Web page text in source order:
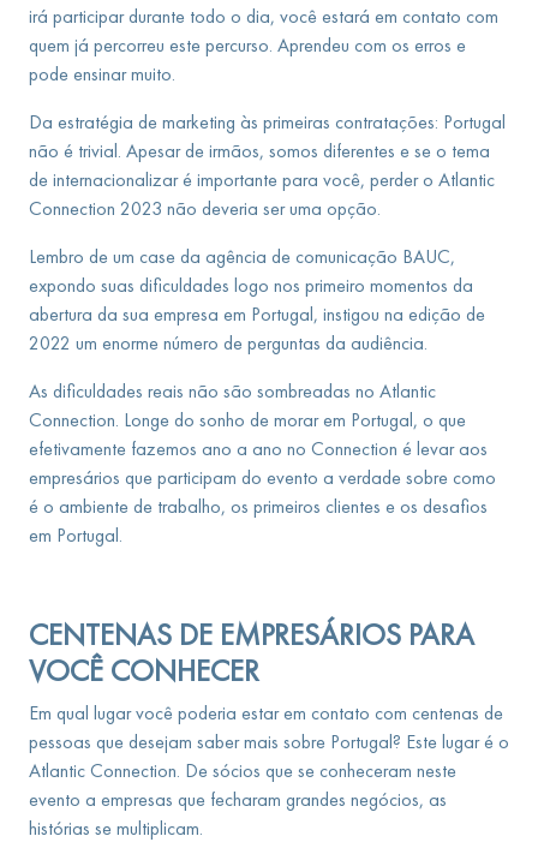
irá participar durante todo o dia, você estará em contato com
quem já percorreu este percurso. Aprendeu com os erros e
pode ensinar muito.
Da estratégia de marketing às primeiras contratações: Portugal
não é trivial. Apesar de irmãos, somos diferentes e se o tema
de internacionalizar é importante para você, perder o Atlantic
Connection 2023 não deveria ser uma opção.
Lembro de um case da agência de comunicação BAUC,
expondo suas dificuldades logo nos primeiro momentos da
abertura da sua empresa em Portugal, instigou na edição de
2022 um enorme número de perguntas da audiência.
As dificuldades reais não são sombreadas no Atlantic
Connection. Longe do sonho de morar em Portugal, o que
efetivamente fazemos ano a ano no Connection é levar aos
empresários que participam do evento a verdade sobre como
é o ambiente de trabalho, os primeiros clientes e os desafios
em Portugal.
CENTENAS DE EMPRESÁRIOS PARA
VOCÊ CONHECER
Em qual lugar você poderia estar em contato com centenas de
pessoas que desejam saber mais sobre Portugal? Este lugar é o
Atlantic Connection. De sócios que se conheceram neste
evento a empresas que fecharam grandes negócios, as
histórias se multiplicam.